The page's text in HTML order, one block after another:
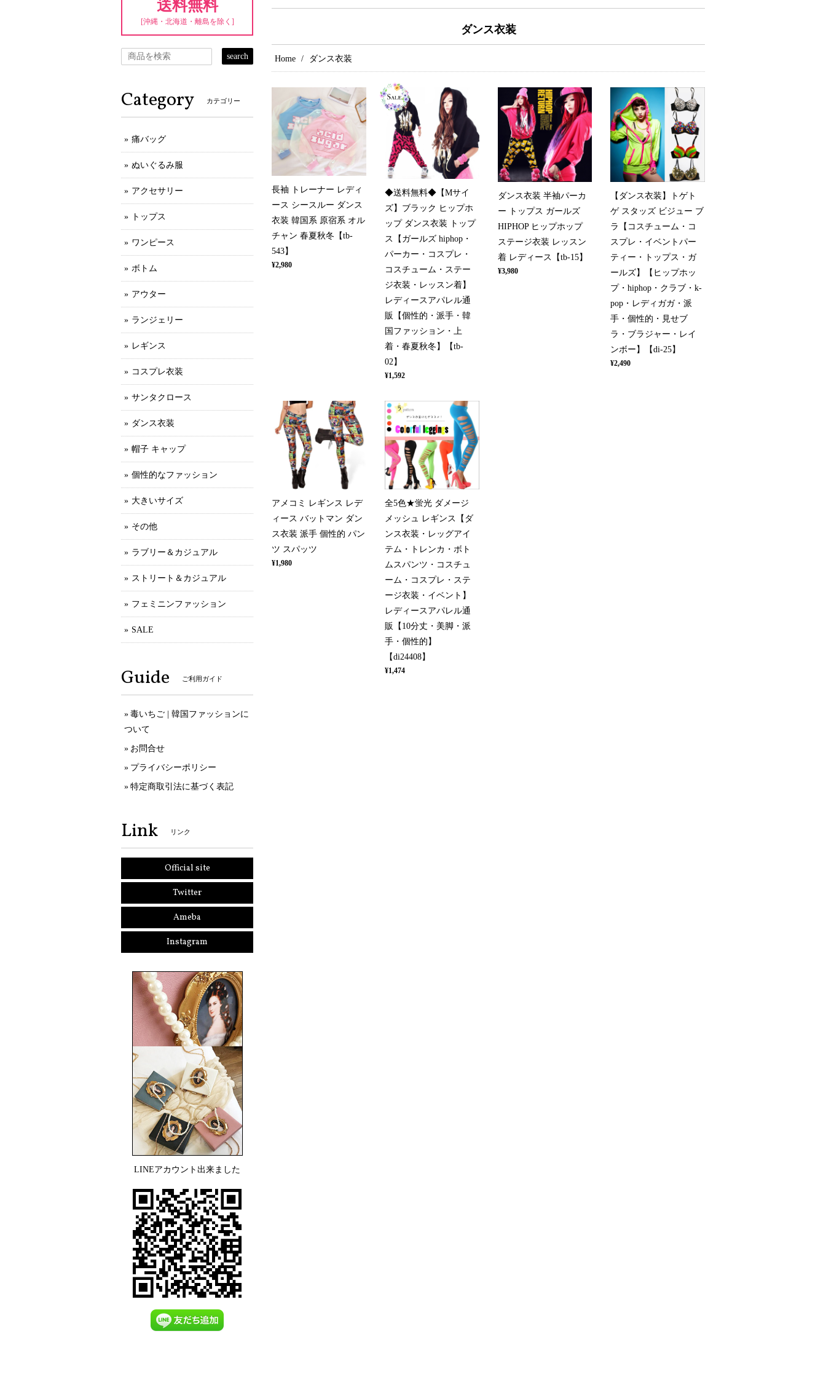
ダンス衣装
Home ダンス衣装
長袖 トレーナー レディ
ース シースルー ダンス
衣装 韓国系 原宿系 オル
チャン 春夏秋冬【tb-
543】
¥2,980
◆送料無料◆【Mサイ
ズ】ブラック ヒップホ
ップ ダンス衣装 トップ
ス【ガールズ hiphop・
パーカー・コスプレ・
コスチューム・ステー
ジ衣装・レッスン着】
レディースアパレル通
販【個性的・派手・韓
国ファッション・上
着・春夏秋冬】【tb-
02】
¥1,592
ダンス衣装 半袖パーカ
ー トップス ガールズ
HIPHOP ヒップホップ
ステージ衣装 レッスン
着 レディース【tb-15】
¥3,980
【ダンス衣装】トゲト
ゲ スタッズ ビジュー ブ
ラ【コスチューム・コ
スプレ・イベントパー
ティー・トップス・ガ
ールズ】【ヒップホッ
プ・hiphop・クラブ・k-
pop・レディガガ・派
手・個性的・見せブ
ラ・ブラジャー・レイ
ンボー】【di-25】
¥2,490
アメコミ レギンス レデ
ィース バットマン ダン
ス衣装 派手 個性的 パン
ツ スパッツ
¥1,980
全5色★蛍光 ダメージ
メッシュ レギンス【ダ
ンス衣装・レッグアイ
テム・トレンカ・ボト
ムスパンツ・コスチュ
ーム・コスプレ・ステ
ージ衣装・イベント】
レディースアパレル通
販【10分丈・美脚・派
手・個性的】
【di24408】
¥1,474
送料無料
[沖縄・北海道・離島を除く]
search
Category カテゴリー
痛バッグ
ぬいぐるみ服
アクセサリー
トップス
ワンピース
ボトム
アウター
ランジェリー
レギンス
コスプレ衣装
サンタクロース
ダンス衣装
帽子 キャップ
個性的なファッション
大きいサイズ
その他
ラブリー＆カジュアル
ストリート＆カジュアル
フェミニンファッション
SALE
Guide ご利用ガイド
毒いちご | 韓国ファッションに
ついて
お問合せ
プライバシーポリシー
特定商取引法に基づく表記
Link リンク
Official site
Twitter
Ameba
Instagram
LINEアカウント出来ました